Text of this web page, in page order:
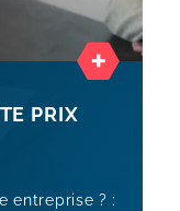
PRIX
entreprise ? :